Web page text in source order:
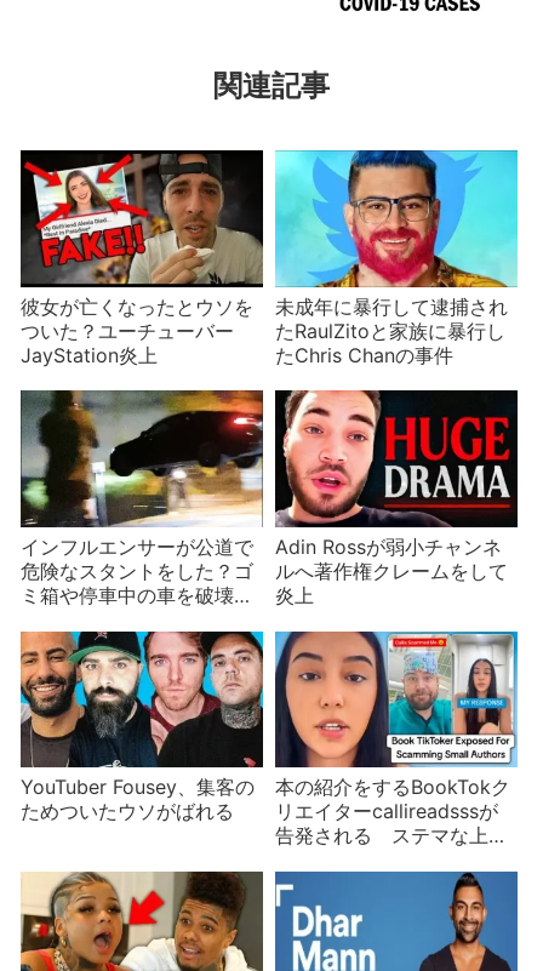
関連記事
彼女が亡くなったとウソを
ついた？ユーチューバー
JayStation炎上
未成年に暴行して逮捕され
たRaulZitoと家族に暴行し
たChris Chanの事件
インフルエンサーが公道で
危険なスタントをした？ゴ
ミ箱や停車中の車を破壊す
Adin Rossが弱小チャンネ
ルへ著作権クレームをして
炎上
YouTuber Fousey、集客の
ためついたウソがばれる
本の紹介をするBookTokク
リエイターcallireadsssが
告発される ステマな上に